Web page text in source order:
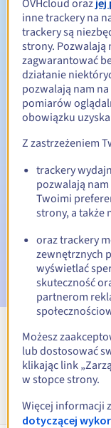
Okres
Okres wykupu
Automatyczne
E-maile
wygaśnięcia
E-mail w dniu
nazwy domeny
E-mail po
usunięciu nazwy
OVHcloud oraz
inne trackery na
trackery są
strony. Pozwalają
zagwarantować
działanie
pozwalają nam
pomiarów
obowiązku
Z zastrzeżeniem
trackery
pozwalają
Twoimi
strony, a także
oraz trackery
zewnętrznych
wyświetlać
skuteczność
partnerom
Możesz
lub dostosować
klikając link
w stopce strony.
Więcej informacji
dotyczącej